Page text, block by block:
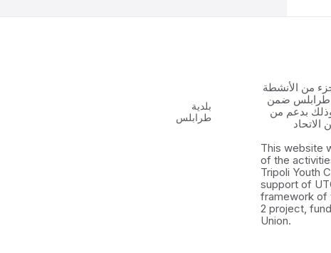
من الأنشطة
طرابلس ضمن
عزم الشباب ٢ وذلك بدعم من
الاتحاد
This website
of the
Tripoli Youth
support of
framework of
2 project,
Union.
بلدية
طرابلس